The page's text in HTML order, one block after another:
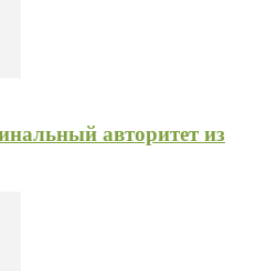
авторитет из